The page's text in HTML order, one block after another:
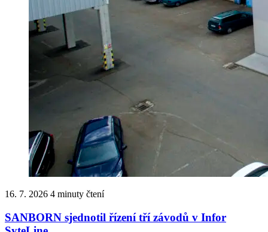
16. 7. 2026 4 minuty čtení
SANBORN sjednotil řízení tří závodů v Infor